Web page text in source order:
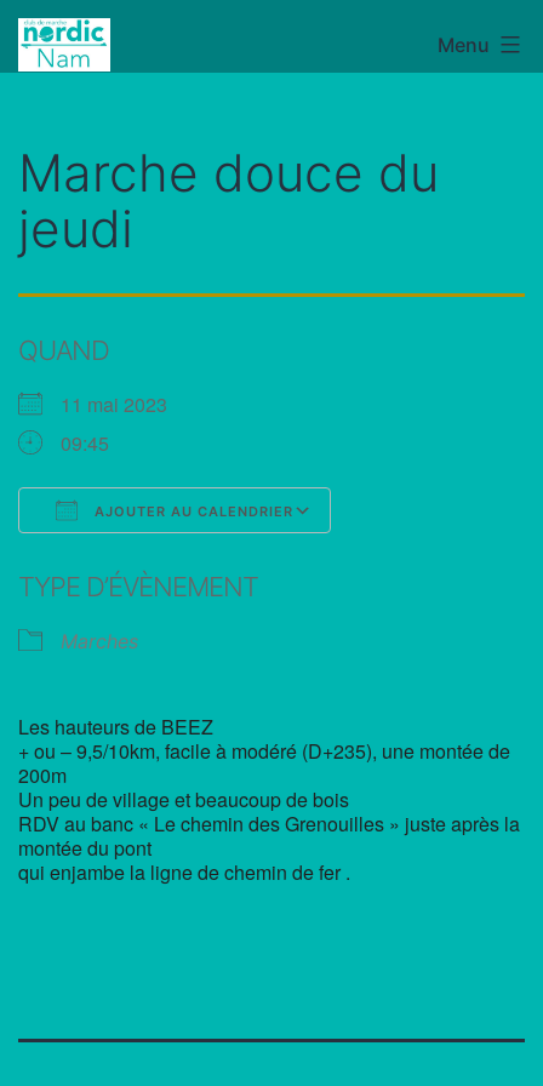
Aller
NordicNam Menu
Marche douce du
jeudi
QUAND
11 mai 2023
09:45
AJOUTER AU CALENDRIER
TYPE D’ÉVÈNEMENT
Marches
Les hauteurs de BEEZ
+ ou – 9,5/10km, facile à modéré (D+235), une montée de
200m
Un peu de village et beaucoup de bois
RDV au banc « Le chemin des Grenouilles » juste après la
montée du pont
qui enjambe la ligne de chemin de fer .